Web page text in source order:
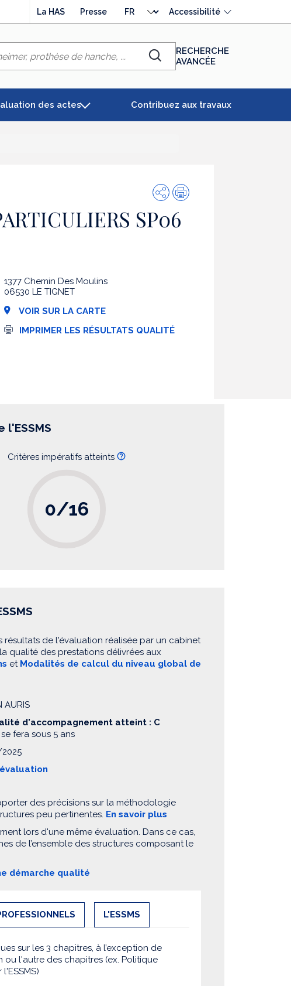
La HAS Presse
langue
Accessibilité
Chercher
RECHERCHE
AVANCÉE
des actes Contribuez aux travaux
PartagerImpression
SP06
1377 Chemin Des Moulins
06530 LE TIGNET
VOIR SUR LA CARTE
I
IMPRIMER LES RÉSULTATS QUALITÉ
Critères impératifs atteints
0/16
de l'évaluation réalisée par un cabinet
qualité des prestations délivrées aux
et Modalités de calcul du niveau global de
d'accompagnement atteint : C
fera sous 5 ans
des précisions sur la méthodologie
peu pertinentes. En savoir plus
lors d'une même évaluation. Dans ce cas,
de l’ensemble des structures composant le
démarche qualité
L'ESSMS
sur les 3 chapitres, à l’exception de
l'autre des chapitres (ex. Politique